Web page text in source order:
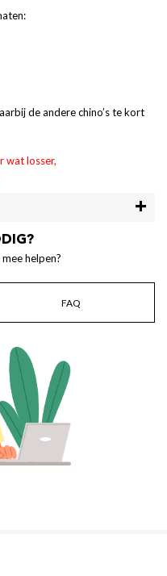
de andere chino’s te kort
wat losser,
helpen?
FAQ